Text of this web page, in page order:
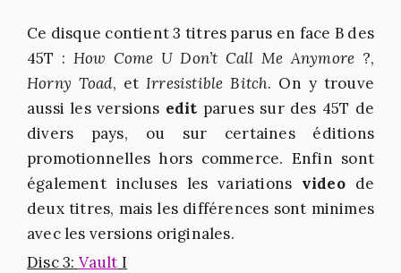
Ce disque contient 3 titres parus en face B des
45T : How Come U Don’t Call Me Anymore ?,
Horny Toad, etIrresistible Bitch. On y trouve
aussi les versions edit parues sur des 45T de
divers pays, ou sur certaines éditions
promotionnelles hors commerce. Enfin sont
également incluses les variations videode
deux titres, mais les différences sont minimes
avec les versions originales.
Disc 3: Vault I